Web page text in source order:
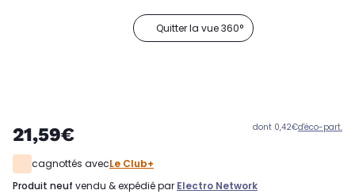
Quitter la vue 360°
21,59€ dont 0,42€d'éco-part.
cagnottés avecLe Club+
produit neuf vendu & expédié par Electro Network